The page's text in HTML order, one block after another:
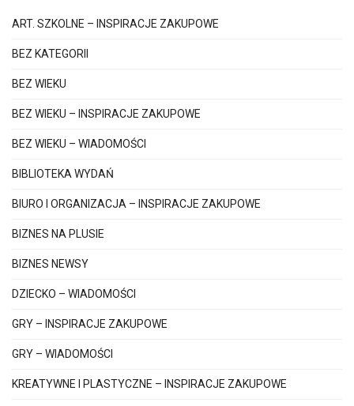
ART. SZKOLNE – INSPIRACJE ZAKUPOWE
BEZ KATEGORII
BEZ WIEKU
BEZ WIEKU – INSPIRACJE ZAKUPOWE
BEZ WIEKU – WIADOMOŚCI
BIBLIOTEKA WYDAŃ
BIURO I ORGANIZACJA – INSPIRACJE ZAKUPOWE
BIZNES NA PLUSIE
BIZNES NEWSY
DZIECKO – WIADOMOŚCI
GRY – INSPIRACJE ZAKUPOWE
GRY – WIADOMOŚCI
KREATYWNE I PLASTYCZNE – INSPIRACJE ZAKUPOWE